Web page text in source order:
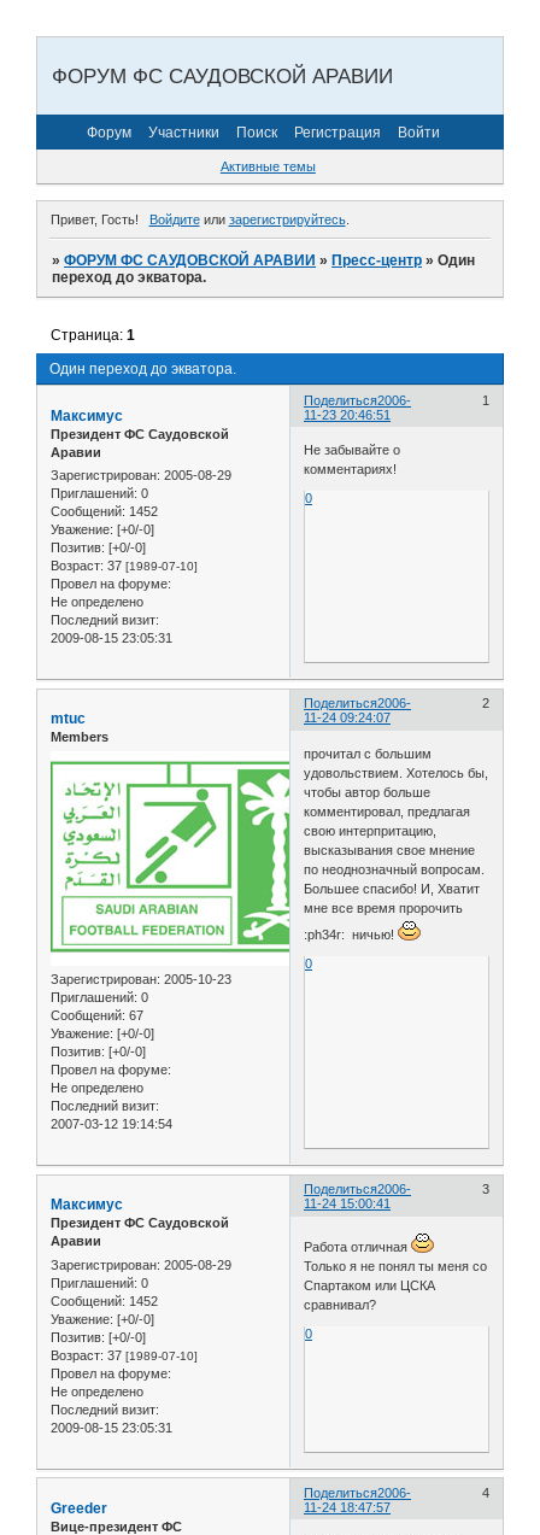
ФОРУМ ФС САУДОВСКОЙ АРАВИИ
Форум Участники Поиск Регистрация Войти
Активные темы
Привет, Гость! Войдитеили зарегистрируйтесь.
»ФОРУМ ФС САУДОВСКОЙ АРАВИИ »Пресс-центр »Один
переход до экватора.
Один переход до экватора.
Страница:1
Поделиться 1
2006-
11-23 20:46:51
Максимус
Президент ФС Саудовской
Аравии
Зарегистрирован: 2005-08-29
Приглашений: 0
Сообщений: 1452
Уважение: [+0/-0]
Позитив: [+0/-0]
Возраст: 37 [1989-07-10]
Провел на форуме:
Не определено
Последний визит:
2009-08-15 23:05:31
Не забывайте о
комментариях!
0
Поделиться 2
2006-
11-24 09:24:07
mtuc
Members
Зарегистрирован: 2005-10-23
Приглашений: 0
Сообщений: 67
Уважение: [+0/-0]
Позитив: [+0/-0]
Провел на форуме:
Не определено
Последний визит:
2007-03-12 19:14:54
прочитал с большим
удовольствием. Хотелось бы,
чтобы автор больше
комментировал, предлагая
свою интерпритацию,
высказывания свое мнение
по неоднозначный вопросам.
Большее спасибо! И, Хватит
мне все время пророчить
:ph34r: ничью!
0
Поделиться 3
2006-
11-24 15:00:41
Максимус
Президент ФС Саудовской
Аравии
Зарегистрирован: 2005-08-29
Приглашений: 0
Сообщений: 1452
Уважение: [+0/-0]
Позитив: [+0/-0]
Возраст: 37 [1989-07-10]
Провел на форуме:
Не определено
Последний визит:
2009-08-15 23:05:31
Работа отличная
Только я не понял ты меня со
Спартаком или ЦСКА
сравнивал?
0
Поделиться 4
2006-
11-24 18:47:57
Greeder
Вице-президент ФС